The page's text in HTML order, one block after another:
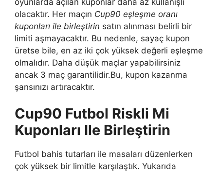
olacaktır. Her maçın Cup90 eşleşme oranı
kuponları ile birleştirin satın alınması belirli bir
limiti aşmayacaktır. Bu nedenle, sayaç kupon
üretse bile, en az iki çok yüksek değerli eşleşme
olmalıdır. Daha düşük maçlar yapabilirsiniz
ancak 3 maç garantilidir.Bu, kupon kazanma
şansınızı artıracaktır.
Cup90 Futbol Riskli Mi
Kuponları Ile Birleştirin
Futbol bahis tutarları ile masaları düzenlerken
çok yüksek bir limitle karşılaştık. Yukarıda